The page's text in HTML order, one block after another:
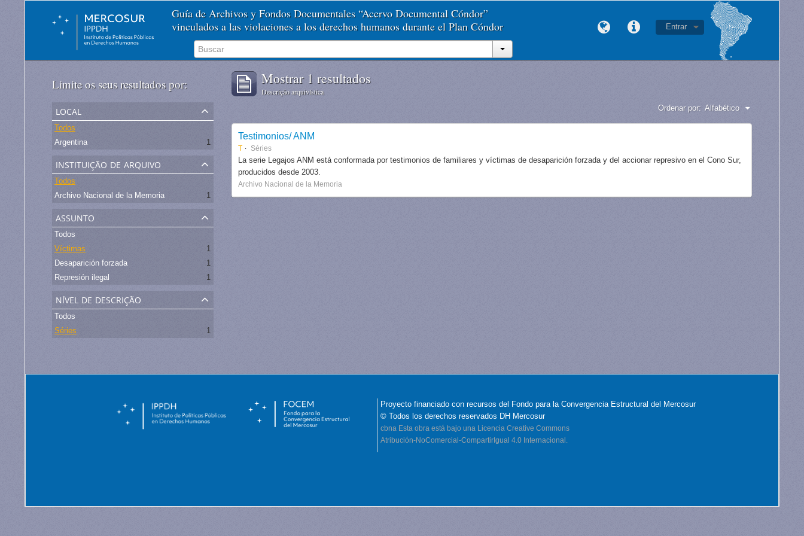
Guía de Archivos y Fondos Documentales “Acervo Documental Cóndor”
vinculados a las violaciones a los derechos humanos durante el Plan Cóndor
Entrar
Limite os seus resultados por:
local
Todos
Argentina
1
instituição de arquivo
Todos
Archivo Nacional de la Memoria
1
assunto
Todos
Víctimas
1
Desaparición forzada
1
Represión ilegal
1
nível de descrição
Todos
Séries
1
Mostrar 1 resultados
Descrição arquivística
Ordenar por: Alfabético
Testimonios/ ANM
T Séries
La serie Legajos ANM está conformada por testimonios de familiares y víctimas de desaparición forzada y del accionar represivo en el Cono Sur,
producidos desde 2003.
Archivo Nacional de la Memoria
Proyecto financiado con recursos del Fondo para la Convergencia Estructural del Mercosur
© Todos los derechos reservados DH Mercosur
cbna Esta obra está bajo una Licencia Creative Commons
Atribución-NoComercial-CompartirIgual 4.0 Internacional.